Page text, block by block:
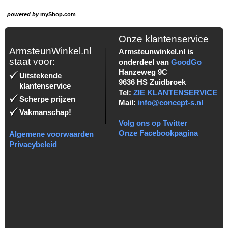
powered bymyShop.com
ArmsteunWinkel.nl
staat voor:
Uitstekende
klantenservice
Scherpe prijzen
Vakmanschap!
Algemene voorwaarden
Privacybeleid
Onze klantenservice
Armsteunwinkel.nl is
onderdeel van GoodGo
Hanzeweg 9C
9636 HS Zuidbroek
Tel: ZIE KLANTENSERVICE
Mail: info@concept-s.nl
Volg ons op Twitter
Onze Facebookpagina